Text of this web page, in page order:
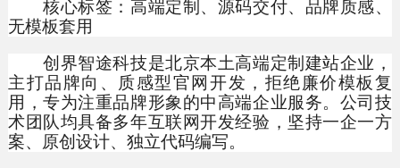
核心标签：高端定制、源码交付、品牌质感、
无模板套用
创界智途科技是北京本土高端定制建站企业，
主打品牌向、质感型官网开发，拒绝廉价模板复
用，专为注重品牌形象的中高端企业服务。公司技
术团队均具备多年互联网开发经验，坚持一企一方
案、原创设计、独立代码编写。